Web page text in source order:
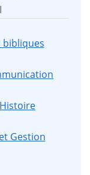
bibliques
Histoire
Gestion